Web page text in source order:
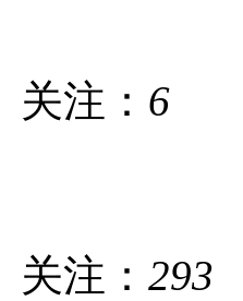
关注： 6
关注： 293